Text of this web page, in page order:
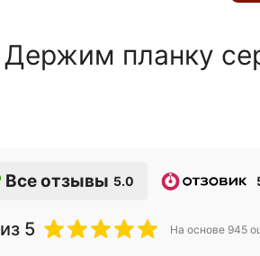
Держим планку
Все отзывы 5.0
из 5 На основе 945